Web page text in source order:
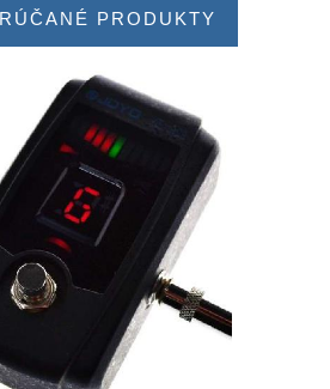
PRODUKTY